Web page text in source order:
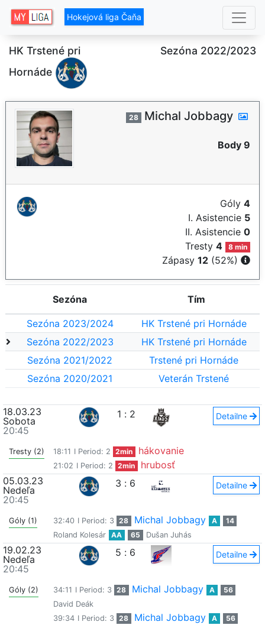
Hokejová liga Čaňa
HK Trstené pri
Hornáde
Sezóna 2022/2023
28 Michal Jobbagy
Body 9
Góly 4
I. Asistencie 5
II. Asistencie 0
Tresty4 8 min
Zápasy 12 (52%)
Sezóna Tím
Sezóna 2023/2024
HK Trstené pri Hornáde
Sezóna 2022/2023
HK Trstené pri Hornáde
Sezóna 2021/2022
Trstené pri Hornáde
Sezóna 2020/2021
Veterán Trstené
18.03.23
Sobota
20:45
1 : 2 Detailne
Tresty (2) 18:11 I Period: 2 2min hákovanie
21:02 I Period: 2 2min
hrubosť
05.03.23
Nedeľa
20:45
3 : 6 Detailne
Góly (1) 32:40 I Period: 3 28 Michal Jobbagy A
14
Roland Kolesár
AA 65 Dušan Juhás
19.02.23
Nedeľa
20:45
5 : 6 Detailne
Góly (2) 34:11 I Period: 3 28 Michal Jobbagy A
56
David Deák
39:34 I Period: 3 28 Michal Jobbagy A
56